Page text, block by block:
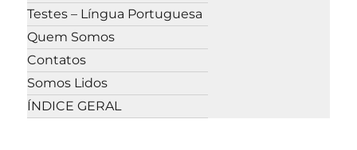
Testes – Língua Portuguesa
Quem Somos
Contatos
Somos Lidos
ÍNDICE GERAL